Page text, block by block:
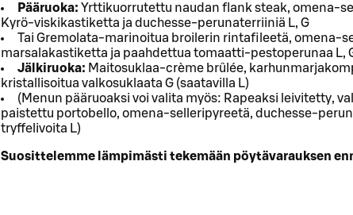
Pääruoka: Yrttikuorrutettu naudan flank steak, omena-
Kyrö-viskikastiketta ja duchesse-perunaterriiniä L, G
Tai Gremolata-marinoitua broilerin rintafileetä, omena-
marsalakastiketta ja paahdettua tomaatti-pestoperunaa L,
Jälkiruoka: Maitosuklaa-crème brûlée,
kristallisoitua valkosuklaata G (saatavilla L)
(Menun pääruoaksi voi valita myös: Rapeaksi leivitetty,
paistettu portobello, omena-selleripyreetä, duchesse-
tryffelivoita L)
Suosittelemme lämpimästi tekemään pöytävarauksen